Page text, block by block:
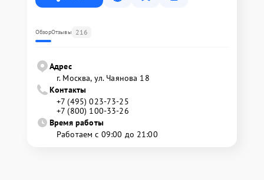
ОбзорОтзывы 216
Адрес
г. Москва, ул. Чаянова 18
Контакты
+7 (495) 023-73-25
+7 (800) 100-33-26
Время работы
Работаем с 09:00 до 21:00